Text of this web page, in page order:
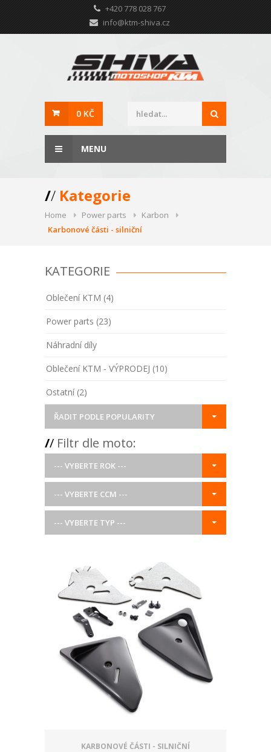
+420 778 028 767
info@ktm-shiva.cz
0 KČ
MENU
// Kategorie
Home Power parts
Karbon
Karbonové části - silniční
KATEGORIE
Oblečení KTM (4)
Power parts (23)
Náhradní díly
Oblečení KTM - VÝPRODEJ (10)
Ostatní (2)
ŘADIT PODLE POPULARITY
// Filtr dle moto:
--- VYBERTE ROK ---
--- VYBERTE CCM ---
--- VYBERTE TYP ---
KARBONOVÉ ČÁSTI - SILNIČNÍ